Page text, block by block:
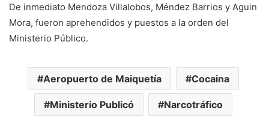
De inmediato Mendoza Villalobos, Méndez Barrios y Aguin
Mora, fueron aprehendidos y puestos a la orden del
Ministerio Público.
Aeropuerto de Maiquetía Cocaina
Ministerio Publicó Narcotráfico